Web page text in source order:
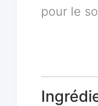
pour le